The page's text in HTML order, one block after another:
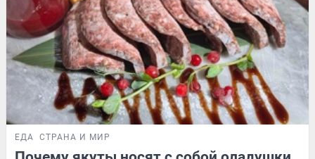
ЕДА СТРАНА И МИР